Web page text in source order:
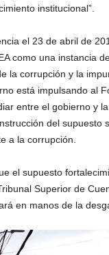
institucional”.
el 23 de abril de
como una instancia
la corrupción y la
está impulsando al
entre el gobierno y
del
a la corrupción.
el supuesto
Superior de
en manos de la